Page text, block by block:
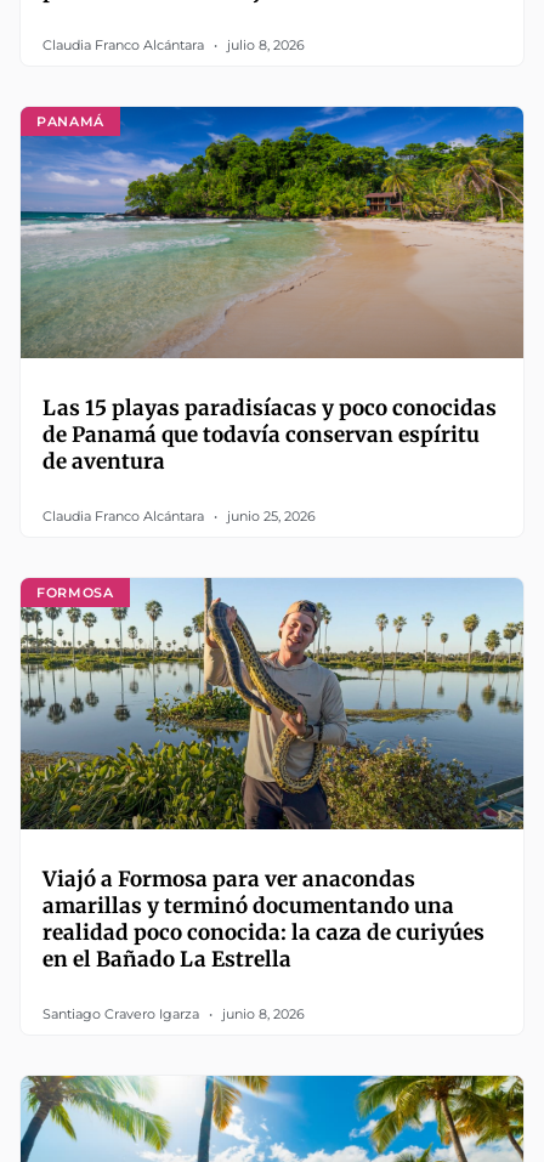
Claudia Franco Alcántara julio 8, 2026
PANAMÁ
Las 15 playas paradisíacas y poco conocidas
de Panamá que todavía conservan espíritu
de aventura
Claudia Franco Alcántara junio 25, 2026
FORMOSA
Viajó a Formosa para ver anacondas
amarillas y terminó documentando una
realidad poco conocida: la caza de curiyúes
en el Bañado La Estrella
Santiago Cravero Igarza junio 8, 2026